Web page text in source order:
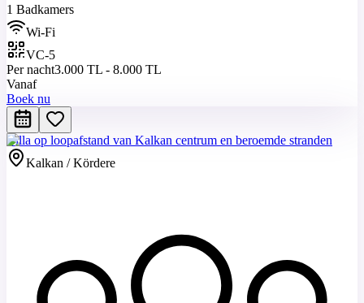
1 Badkamers
Wi-Fi
VC-5
Per nacht3.000 TL - 8.000 TL
Vanaf
Boek nu
Villa op loopafstand van Kalkan centrum en beroemde stranden
Kalkan / Kördere